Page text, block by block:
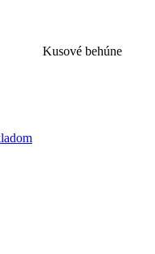
Kusové behúne